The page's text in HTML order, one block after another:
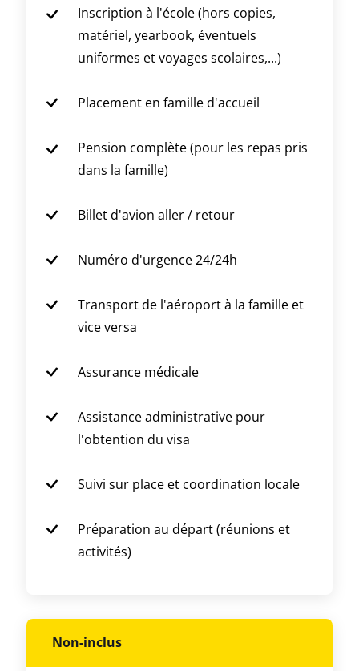
Inscription à l'école (hors copies,
matériel, yearbook, éventuels
uniformes et voyages scolaires,...)
Placement en famille d'accueil
Pension complète (pour les repas pris
dans la famille)
Billet d'avion aller / retour
Numéro d'urgence 24/24h
Transport de l'aéroport à la famille et
vice versa
Assurance médicale
Assistance administrative pour
l'obtention du visa
Suivi sur place et coordination locale
Préparation au départ (réunions et
activités)
Non-inclus